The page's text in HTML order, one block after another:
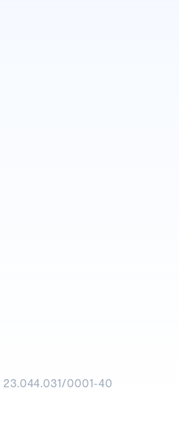
23.044.031/0001-40